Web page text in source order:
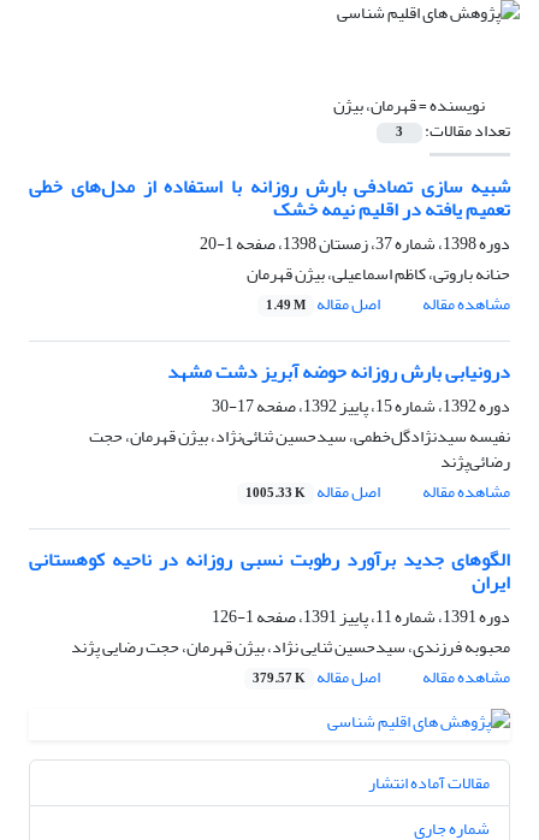
نویسنده =قهرمان، بیژن
تعداد مقالات: 3
شبیه سازی تصادفی بارش روزانه با استفاده از مدل‌های خطی
تعمیم یافته در اقلیم نیمه خشک
دوره 1398، شماره 37، زمستان 1398، صفحه
1-20
حنانه باروتی، کاظم اسماعیلی، بیژن قهرمان
مشاهده مقاله
اصل مقاله 1.49 M
درونیابی بارش روزانه حوضه آبریز دشت مشهد
دوره 1392، شماره 15، پاییز 1392، صفحه
17-30
نفیسه سیدنژادگل‌خطمی، سیدحسین ثنائی‌نژاد، بیژن قهرمان، حجت
رضائی‌پژند
مشاهده مقاله
اصل مقاله 1005.33 K
الگوهای جدید برآورد رطوبت نسبی روزانه در ناحیه کوهستانی
ایران
دوره 1391، شماره 11، پاییز 1391، صفحه
1-126
محبوبه فرزندی، سیدحسین ثنایی نژاد، بیژن قهرمان، حجت رضایی پژند
مشاهده مقاله
اصل مقاله 379.57 K
مقالات آماده انتشار
شماره جاری